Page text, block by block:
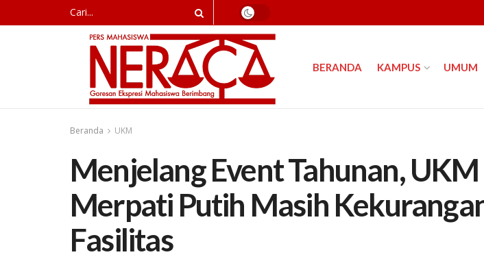
BERANDA KAMPUS UMUM
Beranda UKM
Menjelang Event Tahunan, UKM
Merpati Putih Masih
Fasilitas